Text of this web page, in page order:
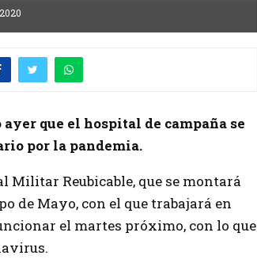
que el hospital de campaña se
por la pandemia.
Militar Reubicable, que se montará
de Mayo, con el que trabajará en
el martes próximo, con lo que